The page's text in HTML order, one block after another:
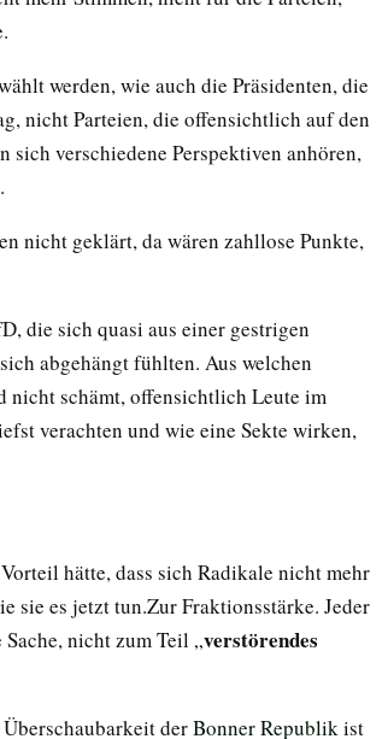
werden, wie auch die Präsidenten, die
nicht Parteien, die offensichtlich auf den
sich verschiedene Perspektiven anhören,
nicht geklärt, da wären zahllose Punkte,
die sich quasi aus einer gestrigen
abgehängt fühlten. Aus welchen
nicht schämt, offensichtlich Leute im
verachten und wie eine Sekte wirken,
hätte, dass sich Radikale nicht mehr
sie es jetzt tun.Zur Fraktionsstärke. Jeder
nicht zum Teil „verstörendes
derBonner Republik ist